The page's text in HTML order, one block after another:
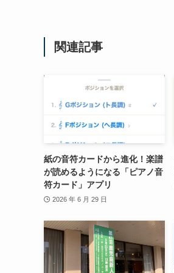
関連記事
紙の音符カードから進化！楽譜
が読めるようになる「ピアノ音
符カード」アプリ
2026 年 6 月 29 日